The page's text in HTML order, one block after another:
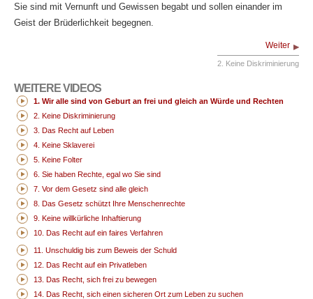
Sie sind mit Vernunft und Gewissen begabt und sollen einander im
Geist der Brüderlichkeit begegnen.
Weiter
2. Keine Diskriminierung
WEITERE VIDEOS
1. Wir alle sind von Geburt an frei und gleich an Würde und Rechten
2. Keine Diskriminierung
3. Das Recht auf Leben
4. Keine Sklaverei
5. Keine Folter
6. Sie haben Rechte, egal wo Sie sind
7. Vor dem Gesetz sind alle gleich
8. Das Gesetz schützt Ihre Menschenrechte
9. Keine willkürliche Inhaftierung
10. Das Recht auf ein faires Verfahren
11. Unschuldig bis zum Beweis der Schuld
12. Das Recht auf ein Privatleben
13. Das Recht, sich frei zu bewegen
14. Das Recht, sich einen sicheren Ort zum Leben zu suchen